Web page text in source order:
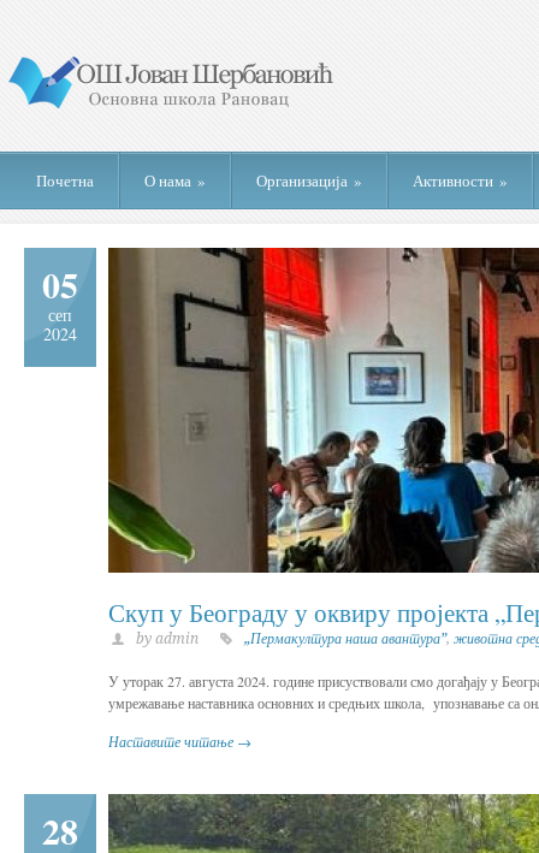
Почетна О нама » Организација » Активности »
05
сеп
2024
Скуп у Београду у оквиру пројекта
by admin „Пермакултура наша авантура”, животна
У уторак 27. августа 2024. године присуствовали смо догађају у
умрежавање наставника основних и средњих школа, упознавање са
Наставите читање →
28